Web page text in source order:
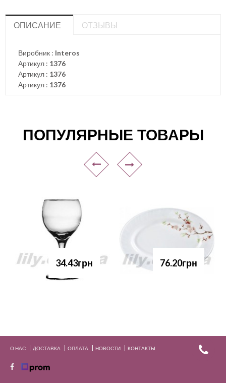
ОПИСАНИЕ ОТЗЫВЫ
Виробник : Interos
Артикул : 1376
Артикул : 1376
Артикул : 1376
ПОПУЛЯРНЫЕ ТОВАРЫ
34.43грн 76.20грн
О НАС ДОСТАВКА ОПЛАТА НОВОСТИ КОНТАКТЫ